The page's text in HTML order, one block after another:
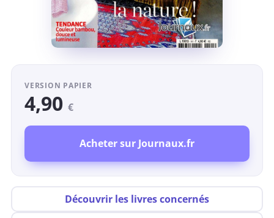
VERSION PAPIER
4,90€
Acheter sur Journaux.fr
Découvrir les livres concernés